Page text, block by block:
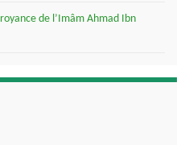
de l’Imâm Ahmad Ibn